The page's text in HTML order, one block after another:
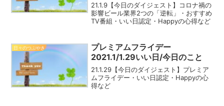
21.1.9【今日のダイジェスト】コロナ禍の
影響ビール業界2つの「逆転」・おすすめ
TV番組・いい日認定・Happyの心得など
日々のつぶやき
プレミアムフライデー
2021.1/1.29いい日/今日のこと
21.1.29【今日のダイジェスト】プレミア
ムフライデー・いい日認定・Happyの心
得など